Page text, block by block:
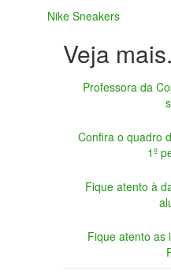
Nike Sneakers
Professora da
Confira o quadro
1º
Fique atento à
Fique atento as